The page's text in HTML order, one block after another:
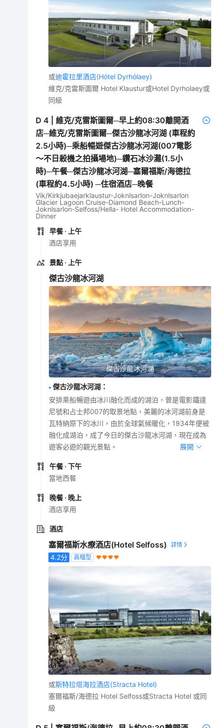
或迪霍拉里酒店(Hótel Dyrhólaey)
維克/克雷斯圖爾 Hotel Klaustur或Hotel Dyrholaey或
同級
D4 |維克/克雷斯圖爾─早上約08:30離開酒
店─維克/克雷斯圖爾─傑古沙龍冰河湖 (車程約
2.5小時)─乘船暢遊傑古沙龍冰河湖(007電影
～不日殺機之拍攝場地)─鑽石冰沙灘(1.5小
時)─午餐─傑古沙龍冰河湖─塞爾福斯/海德拉
(車程約4.5小時) ─住宿酒店─晚餐
Vik/Kirkjubaejarklaustur-Joknlsarlon-Joknlsarlon
Glacier Lagoon Cruise-Diamond Beach-Lunch-
Joknlsarlon-Selfoss/Hella- Hotel Accommodation-
Dinner
早餐 · 上午
酒店享用
景點 · 上午
傑古沙龍冰河湖
傑古沙龍冰河湖
傑古沙龍冰河湖 ：
安排乘船暢遊由冰川融化而成的湖泊，曾是電影鐵達
尼號和占士邦007的取景地點，美麗的冰河湖前身是
瓦特納原下的冰川，由於全球氣候暖化，1934年便被
融化成湖泊，成了今日的傑古沙龍冰河湖，現在成為
遊客必遊的觀光景點。
展開
午餐 · 下午
當地西餐
晚餐 · 晚上
酒店享用
酒店
塞爾福斯水療酒店(Hotel Selfoss)
4.2分 高檔型
或斯特拉塔海拉酒店(Stracta Hotel)
塞爾福斯/海德拉 Hotel Selfoss或Stracta Hotel 或同
級